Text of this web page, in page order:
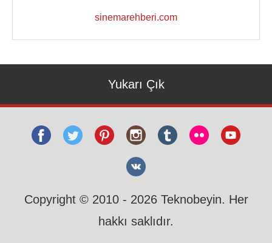
sinemarehberi.com
Yukarı Çık
Copyright © 2010 - 2026 Teknobeyin. Her
hakkı saklıdır.